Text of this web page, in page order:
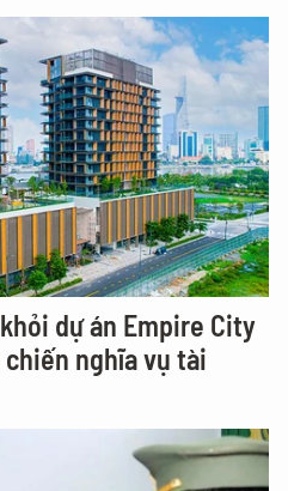
dự án Empire City
nghĩa vụ tài